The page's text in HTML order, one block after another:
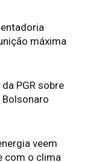
máxima
PGR sobre
veem
com o clima